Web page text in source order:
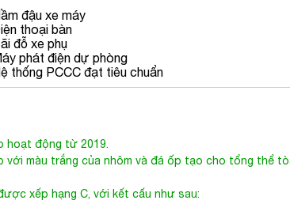
thoại bàn
đỗ xe phụ
phát điện dự phòng
thống PCCC đạt tiêu chuẩn
với màu trắng của nhôm và đá ốp tạo cho tổng thể tòa
khối văn phòng.